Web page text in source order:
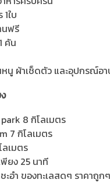
ใบ
นฟรี
คัน
นู ผ้าเช็ดตัว และอุปกรณ์อา
8 กิโลเมตร
7 กิโลเมตร
ลเมตร
พียง 25 นาที
อำ ของทะเลสดๆ ราคาถูกๆ